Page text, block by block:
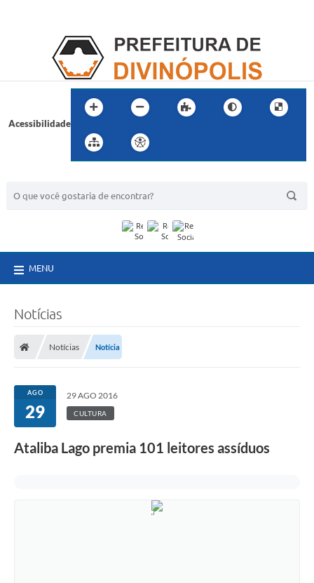
Acessibilidade
MENU
Notícias
Notícias Notícia
AGO
29
29 AGO 2016
CULTURA
Ataliba Lago premia 101 leitores assíduos